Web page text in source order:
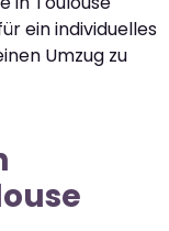
ein individuelles
Umzug zu